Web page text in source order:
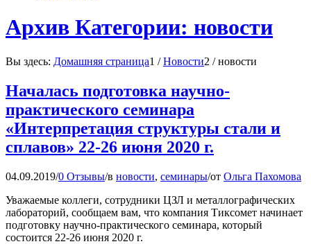
Архив Категории: новости
Вы здесь: Домашняя страница1 / Новости2 / новости
Началась подготовка научно-
практического семинара
«Интерпретация структуры стали и
сплавов» 22-26 июня 2020 г.
04.09.2019/0 Отзывы/в новости, семинары/от Ольга Пахомова
Уважаемые коллеги, сотрудники ЦЗЛ и металлографических
лабораторий, сообщаем вам, что компания Тиксомет начинает
подготовку научно-практического семинара, который
состоится 22-26 июня 2020 г.